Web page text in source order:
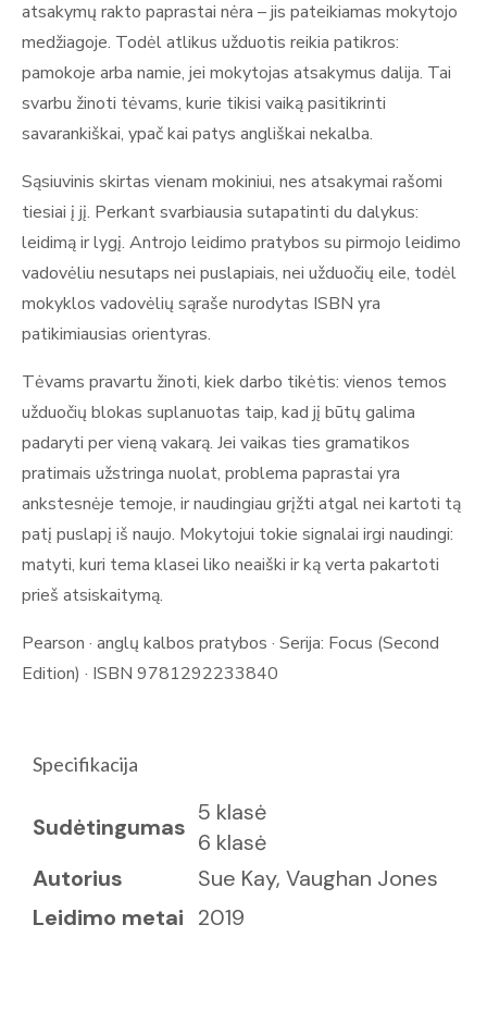
atsakymų rakto paprastai nėra – jis pateikiamas mokytojo
medžiagoje. Todėl atlikus užduotis reikia patikros:
pamokoje arba namie, jei mokytojas atsakymus dalija. Tai
svarbu žinoti tėvams, kurie tikisi vaiką pasitikrinti
savarankiškai, ypač kai patys angliškai nekalba.
Sąsiuvinis skirtas vienam mokiniui, nes atsakymai rašomi
tiesiai į jį. Perkant svarbiausia sutapatinti du dalykus:
leidimą ir lygį. Antrojo leidimo pratybos su pirmojo leidimo
vadovėliu nesutaps nei puslapiais, nei užduočių eile, todėl
mokyklos vadovėlių sąraše nurodytas ISBN yra
patikimiausias orientyras.
Tėvams pravartu žinoti, kiek darbo tikėtis: vienos temos
užduočių blokas suplanuotas taip, kad jį būtų galima
padaryti per vieną vakarą. Jei vaikas ties gramatikos
pratimais užstringa nuolat, problema paprastai yra
ankstesnėje temoje, ir naudingiau grįžti atgal nei kartoti tą
patį puslapį iš naujo. Mokytojui tokie signalai irgi naudingi:
matyti, kuri tema klasei liko neaiški ir ką verta pakartoti
prieš atsiskaitymą.
Pearson · anglų kalbos pratybos · Serija: Focus (Second
Edition) · ISBN 9781292233840
Specifikacija
Sudėtingumas
5 klasė
6 klasė
Autorius
Sue Kay, Vaughan Jones
Leidimo metai 2019